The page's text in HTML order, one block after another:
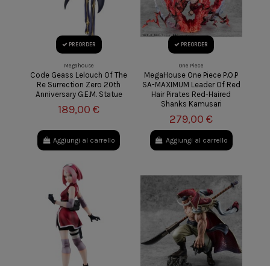
PREORDER
Megahouse
Code Geass Lelouch Of The
Re Surrection Zero 20th
Anniversary G.E.M. Statue
189,00 €
Aggiungi al carrello
PREORDER
One Piece
MegaHouse One Piece P.O.P
SA-MAXIMUM Leader Of Red
Hair Pirates Red-Haired
Shanks Kamusari
279,00 €
Aggiungi al carrello